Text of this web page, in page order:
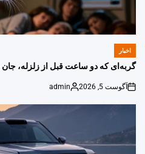
POSTED
IN
اخبار
گربه‌ای که دو ساعت قبل از زلزله، جان
on
آگوست 5, 2026
Posted
admin